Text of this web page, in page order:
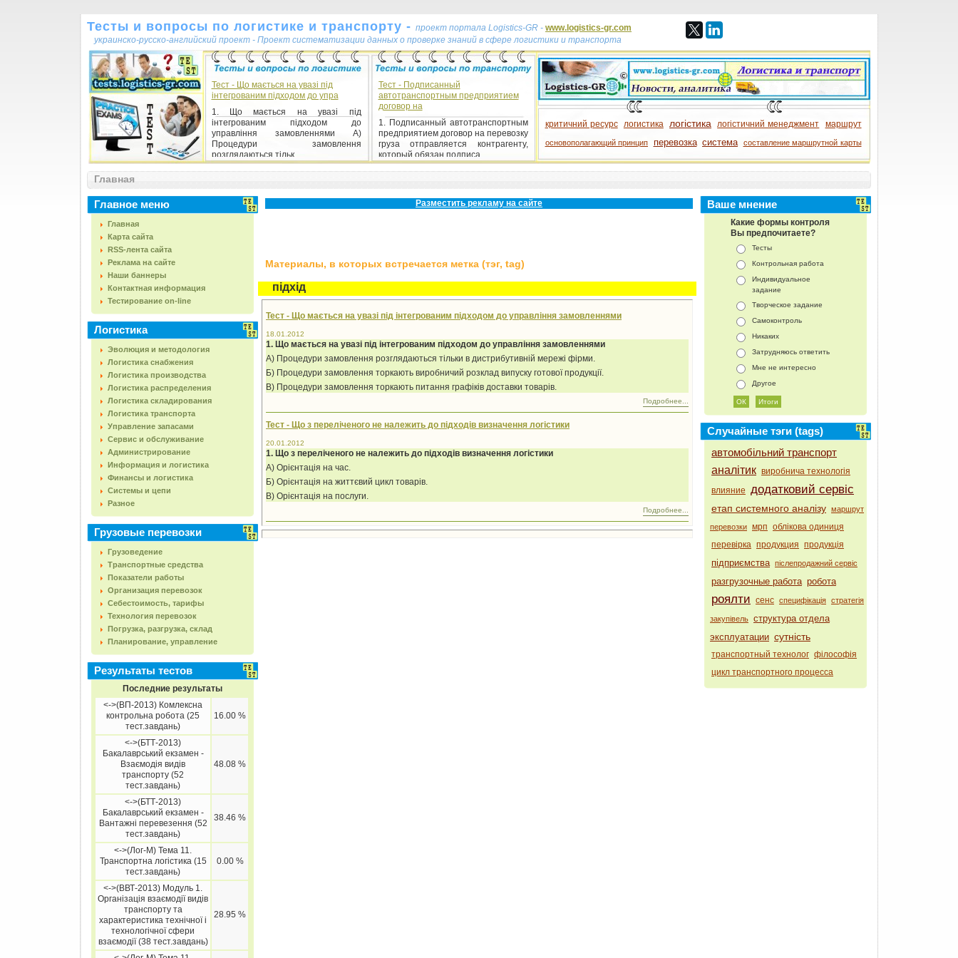
Тесты и вопросы по логистике и транспорту - проект портала Logistics-GR - www.logistics-gr.com
украинско-русско-английский проект - Проект систематизации данных о проверке знаний в сфере логистики и транспорта
Тест - Що мається на увазі під
інтегрованим підходом до упра
1. Що мається на увазі під
інтегрованим підходом до
управління замовленнями А)
Процедури замовлення
розглядаються тільк...
Тест - Подписанный
автотранспортным предприятием
договор на
1. Подписанный автотранспортным
предприятием договор на перевозку
груза отправляется контрагенту,
который обязан подписа...
критичний ресурс логистика логістика логістичний менеджмент маршрут
основополагающий принцип перевозка система составление маршрутной карты
тест
Главная
Главное меню
Главная
Карта сайта
RSS-лента сайта
Реклама на сайте
Наши баннеры
Контактная информация
Тестирование on-line
Логистика
Эволюция и методология
Логистика снабжения
Логистика производства
Логистика распределения
Логистика складирования
Логистика транспорта
Управление запасами
Сервис и обслуживание
Администрирование
Информация и логистика
Финансы и логистика
Системы и цепи
Разное
Грузовые перевозки
Грузоведение
Транспортные средства
Показатели работы
Организация перевозок
Себестоимость, тарифы
Технология перевозок
Погрузка, разгрузка, склад
Планирование, управление
Результаты тестов
Последние результаты
<->(ВП-2013) Комлексна
контрольна робота (25
тест.завдань)
16.00 %
<->(БТТ-2013)
Бакалаврський екзамен -
Взаємодія видів
транспорту (52
тест.завдань)
48.08 %
<->(БТТ-2013)
Бакалаврський екзамен -
Вантажні перевезення (52
тест.завдань)
38.46 %
<->(Лог-М) Тема 11.
Транспортна логістика (15
тест.завдань)
0.00 %
<->(ВВТ-2013) Модуль 1.
Організація взаємодії видів
транспорту та
характеристика технічної і
технологічної сфери
взаємодії (38 тест.завдань)
28.95 %
Разместить рекламу на сайте
Материалы, в которых встречается метка (тэг, tag)
підхід
Тест - Що мається на увазі під інтегрованим підходом до управління замовленнями
18.01.2012
1. Що мається на увазі під інтегрованим підходом до управління замовленнями
А) Процедури замовлення розглядаються тільки в дистрибутивній мережі фірми.
Б) Процедури замовлення торкають виробничий розклад випуску готової продукції.
В) Процедури замовлення торкають питання графіків доставки товарів.
Подробнее...
Тест - Що з переліченого не належить до підходів визначення логістики
20.01.2012
1. Що з переліченого не належить до підходів визначення логістики
А) Орієнтація на час.
Б) Орієнтація на життєвий цикл товарів.
В) Орієнтація на послуги.
Подробнее...
Ваше мнение
Какие формы контроля
Вы предпочитаете?
Тесты
Контрольная работа
Индивидуальное
задание
Творческое задание
Самоконтроль
Никаких
Затрудняюсь ответить
Мне не интересно
Другое
Случайные тэги (tags)
автомобільний транспорт
аналітик виробнича технологія
влияние додатковий сервіс
етап системного аналізу маршрут
перевозки мрп облікова одиниця
перевірка продукция продукція
підприємства післепродажний сервіс
разгрузочные работа робота
роялти сенс специфікація стратегія
закупівель структура отдела
эксплуатации сутність
транспортный технолог філософія
цикл транспортного процесса